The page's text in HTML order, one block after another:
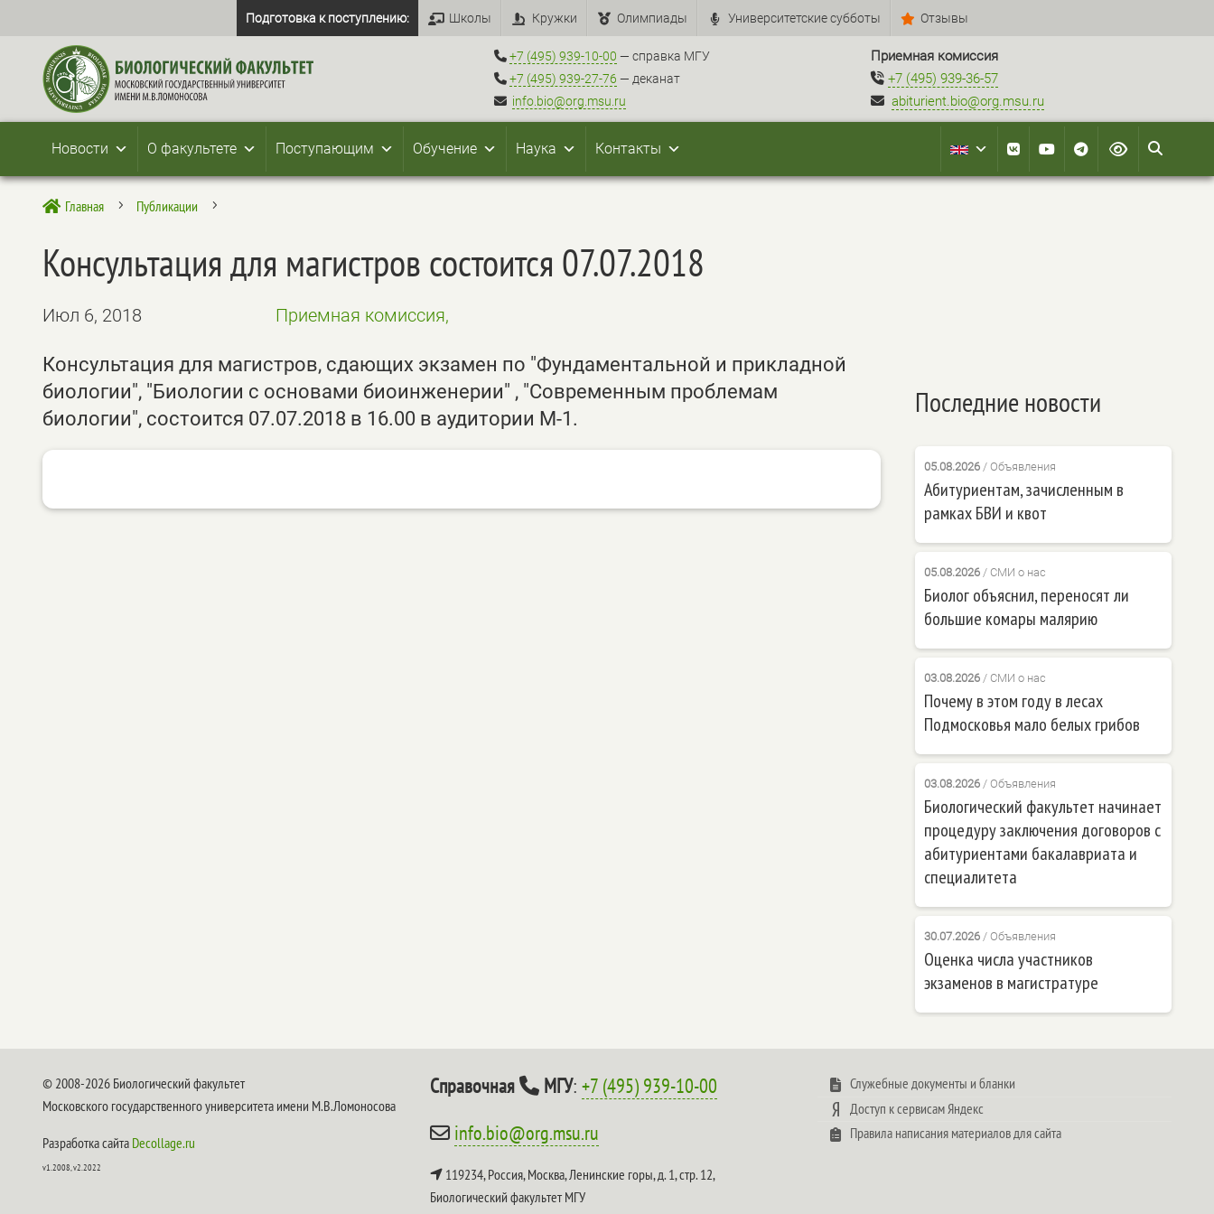
Подготовка к поступлению: Школы Кружки Олимпиады Университетские субботы Отзывы
+7 (495) 939-10-00 — справка МГУ
+7 (495) 939-27-76 — деканат
info.bio@org.msu.ru
Приемная комиссия
+7 (495) 939-36-57
abiturient.bio@org.msu.ru
Новости О факультете Поступающим Обучение Наука Контакты
 Главная 5 Публикации 5
Консультация для магистров состоится 07.07.2018
Июл 6, 2018 Приемная комиссия,
Консультация для магистров, сдающих экзамен по "Фундаментальной и прикладной
биологии", "Биологии с основами биоинженерии" , "Современным проблемам
биологии", состоится 07.07.2018 в 16.00 в аудитории М-1.
Последние новости
05.08.2026/ Объявления
Абитуриентам, зачисленным в
рамках БВИ и квот
05.08.2026/ СМИ о нас
Биолог объяснил, переносят ли
большие комары малярию
03.08.2026/ СМИ о нас
Почему в этом году в лесах
Подмосковья мало белых грибов
03.08.2026/ Объявления
Биологический факультет начинает
процедуру заключения договоров с
абитуриентами бакалавриата и
специалитета
30.07.2026/ Объявления
Оценка числа участников
экзаменов в магистратуре
© 2008-2026 Биологический факультет
Московского государственного университета имени М.В.Ломоносова
Разработка сайта Decollage.ru
v1.2008, v2.2022
Справочная МГУ:+7 (495) 939-10-00
info.bio@org.msu.ru
119234, Россия, Москва, Ленинские горы, д. 1, стр. 12,
Биологический факультет МГУ
Служебные документы и бланки
Доступ к сервисам Яндекс
Правила написания материалов для сайта